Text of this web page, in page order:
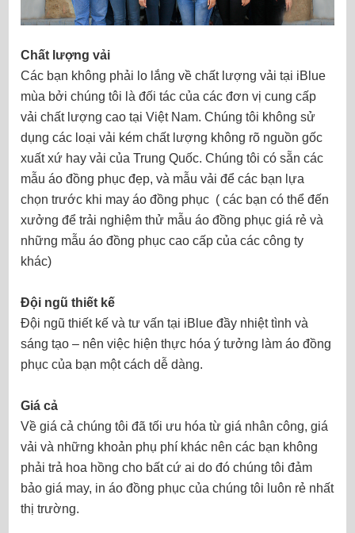
Chất lượng vải
Các bạn không phải lo lắng về chất lượng vải tại iBlue
mùa bởi chúng tôi là đối tác của các đơn vị cung cấp
vải chất lượng cao tại Việt Nam. Chúng tôi không sử
dụng các loại vải kém chất lượng không rõ nguồn gốc
xuất xứ hay vải của Trung Quốc. Chúng tôi có sẵn các
mẫu áo đồng phục đẹp, và mẫu vải để các bạn lựa
chọn trước khi may áo đồng phục ( các bạn có thể đến
xưởng để trải nghiệm thử mẫu áo đồng phục giá rẻ và
những mẫu áo đồng phục cao cấp của các công ty
khác)
Đội ngũ thiết kế
Đội ngũ thiết kế và tư vấn tại iBlue đầy nhiệt tình và
sáng tạo – nên việc hiện thực hóa ý tưởng làm áo đồng
phục của bạn một cách dễ dàng.
Giá cả
Về giá cả chúng tôi đã tối ưu hóa từ giá nhân công, giá
vải và những khoản phụ phí khác nên các bạn không
phải trả hoa hồng cho bất cứ ai do đó chúng tôi đảm
bảo giá may, in áo đồng phục của chúng tôi luôn rẻ nhất
thị trường.